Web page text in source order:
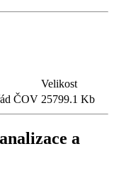
Velikost
ČOV 25799.1 Kb
a